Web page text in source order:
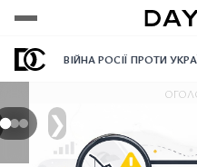
ВІЙНА РОСІЇ ПРОТИ
Переглянути
Переглянути
Переглянути
❯